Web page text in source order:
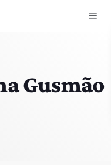
menu
Gusmão